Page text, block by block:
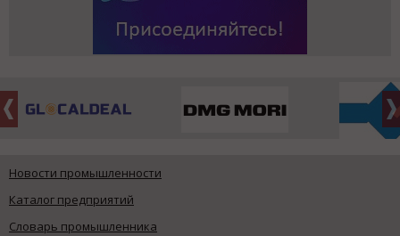
Новости промышленности
Каталог предприятий
Словарь промышленника